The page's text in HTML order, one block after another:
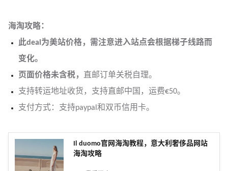
海淘攻略：
此deal为美站价格，需注意进入站点会根据梯子线路而
变化。
页面价格未含税，
直邮订单关税自理。
支持转运地址收货，支持直邮中国，运费€50。
支付方式：支持paypal和双币信用卡。
Il duomo官网海淘教程，意大利奢侈品网站
海淘攻略